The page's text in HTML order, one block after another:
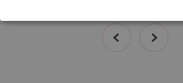
prev next